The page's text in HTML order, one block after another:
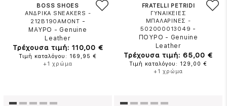
BOSS SHOES
ΑΝΔΡΙΚΑ SNEAKERS -
212B190AMONT -
ΜΑΥΡΟ - Genuine
Leather
Τρέχουσα τιμή: 110,00 €
Τιμή καταλόγου: 169,95 €
+1 χρώμα
FRATELLI PETRIDI
ΓΥΝΑΙΚΕΙΕΣ
ΜΠΑΛΑΡΙΝΕΣ -
502000013049 -
ΠΟΥΡΟ - Genuine
Leather
Τρέχουσα τιμή: 65,00 €
Τιμή καταλόγου: 129,00 €
+1 χρώμα